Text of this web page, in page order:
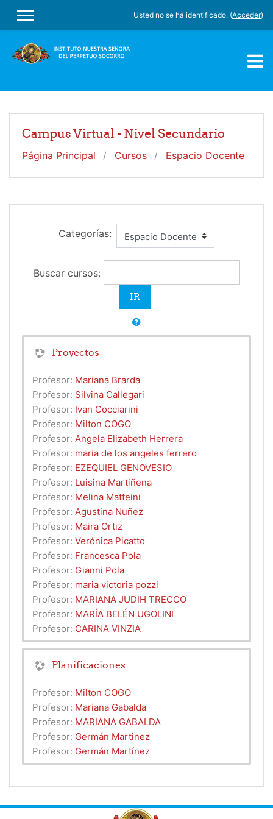
PANEL LATERAL
Usted no se ha identificado. (Acceder)
Campus Virtual - Nivel Secundario
Página Principal Cursos Espacio Docente
Categorías:
Buscar cursos:
Proyectos
Profesor: Mariana Brarda
Profesor: Silvina Callegari
Profesor: Ivan Cocciarini
Profesor: Milton COGO
Profesor: Angela Elizabeth Herrera
Profesor: maria de los angeles ferrero
Profesor: EZEQUIEL GENOVESIO
Profesor: Luisina Martiñena
Profesor: Melina Matteini
Profesor: Agustina Nuñez
Profesor: Maira Ortiz
Profesor: Verónica Picatto
Profesor: Francesca Pola
Profesor: Gianni Pola
Profesor: maria victoria pozzi
Profesor: MARIANA JUDIH TRECCO
Profesor: MARÍA BELÉN UGOLINI
Profesor: CARINA VINZIA
Planificaciones
Profesor: Milton COGO
Profesor: Mariana Gabalda
Profesor: MARIANA GABALDA
Profesor: Germán Martinez
Profesor: Germán Martínez